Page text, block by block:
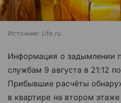
Источник: Life.ru
Информация о задымлении
службам 9 августа в 21:12
Прибывшие расчёты
в квартире на втором